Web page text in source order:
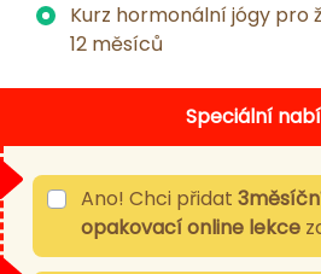
Kurz hormonální jógy pro
12 měsíců
Speciální
Ano! Chci přidat
opakovací online lekce